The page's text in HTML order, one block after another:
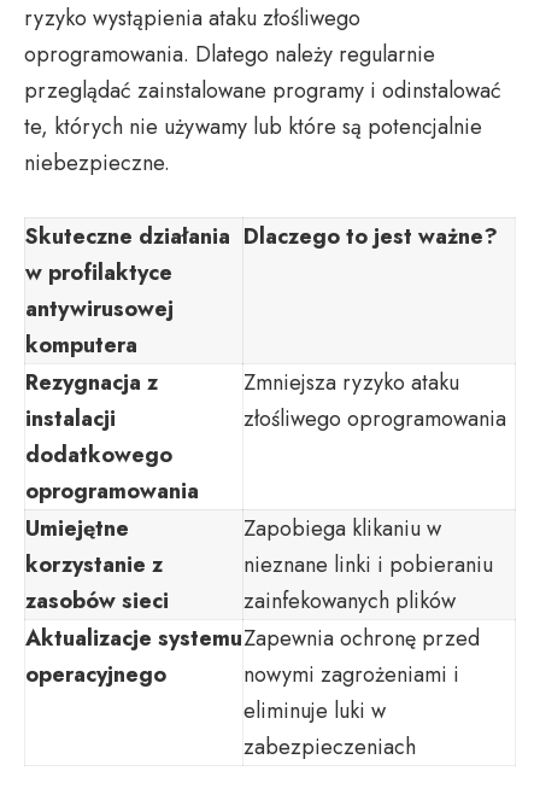
ryzyko wystąpienia ataku złośliwego
oprogramowania. Dlatego należy regularnie
przeglądać zainstalowane programy i odinstalować
te, których nie używamy lub które są potencjalnie
niebezpieczne.
Skuteczne działania
w profilaktyce
antywirusowej
komputera
Dlaczego to jest ważne?
Rezygnacja z
instalacji
dodatkowego
oprogramowania
Zmniejsza ryzyko ataku
złośliwego oprogramowania
Umiejętne
korzystanie z
zasobów sieci
Zapobiega klikaniu w
nieznane linki i pobieraniu
zainfekowanych plików
Aktualizacje systemu
operacyjnego
Zapewnia ochronę przed
nowymi zagrożeniami i
eliminuje luki w
zabezpieczeniach